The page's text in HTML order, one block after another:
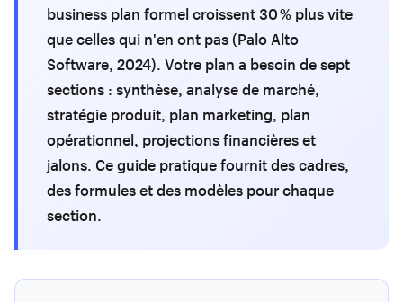
business plan formel croissent 30 % plus vite
que celles qui n'en ont pas (Palo Alto
Software, 2024). Votre plan a besoin de sept
sections : synthèse, analyse de marché,
stratégie produit, plan marketing, plan
opérationnel, projections financières et
jalons. Ce guide pratique fournit des cadres,
des formules et des modèles pour chaque
section.